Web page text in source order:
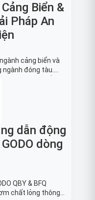
Biển &
Pháp An
cảng biển và
ngành đóng tàu.
trình, tiêu chuẩn
LOTO trong
diện.
dẫn động
dòng
QBY & BFQ
chất lỏng thông